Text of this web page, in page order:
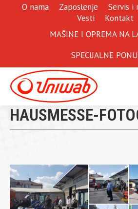
O nama Zaposlenje
Servis i
Vesti
Kontakt
MAŠINE I OPREMA NA
SPECIJALNE
HAUSMESSE-